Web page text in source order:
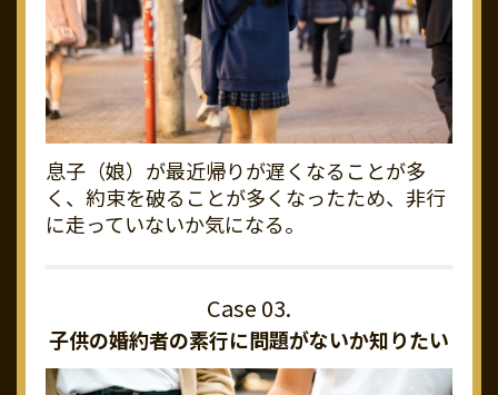
息子（娘）が最近帰りが遅くなることが多
く、約束を破ることが多くなったため、非行
に走っていないか気になる。
子供の婚約者の素行に問題がないか知りたい